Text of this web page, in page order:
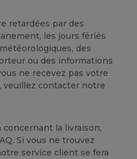
retardées par des
les jours fériés
des
ou des informations
ne recevez pas votre
veuillez contacter notre
la livraison,
Si vous ne trouvez
service client se fera